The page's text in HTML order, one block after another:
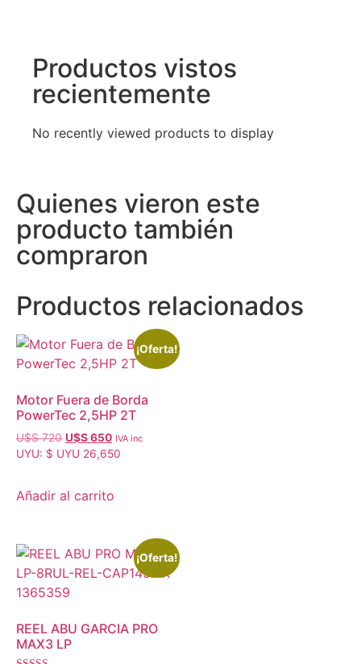
Productos vistos
recientemente
No recently viewed products to display
Quienes vieron este
producto también
compraron
Productos relacionados
¡Oferta!
Motor Fuera de Borda
PowerTec 2,5HP 2T
U$S720 U$S650 IVA inc
UYU: $ UYU 26,650
Añadir al carrito
¡Oferta!
REEL ABU GARCIA PRO
MAX3 LP